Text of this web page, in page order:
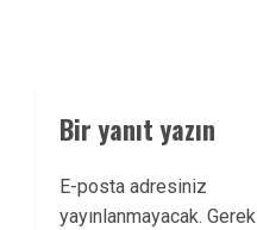
Bir yanıt yazın
E-posta adresiniz
yayınlanmayacak.